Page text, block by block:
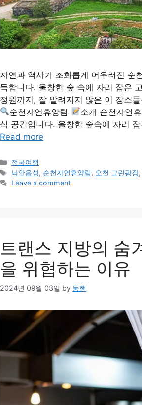
자연과 역사가 조화롭게 어우러진 순
득합니다. 울창한 숲 속에 자리 잡은
정원까지, 잘 알려지지 않은 이 장소
︎순천자연휴양림
소개 순천자연
식 공간입니다. 울창한 숲속에 자리
Read more
Categories
전국여행
Tags
낙안읍성, 순천자연휴양림, 오천 그린광장
Leave a comment
트랜스 지방의 숨
을 위협하는 이유
2024년 09월 03일 by 동행